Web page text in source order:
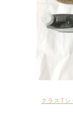
クラスTシ